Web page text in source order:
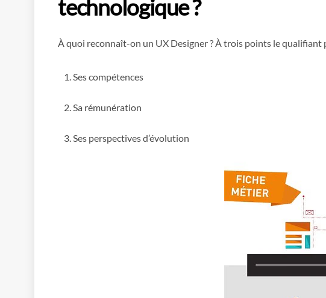
technologique ?
À quoi reconnaît-on un UX Designer ? À trois points le qualifiant
Ses compétences
Sa rémunération
Ses perspectives d’évolution